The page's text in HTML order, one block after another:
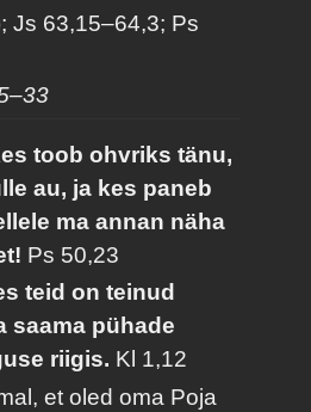
Js 63,15–64,3; Ps
toob ohvriks tänu,
au, ja kes paneb
ma annan näha
Ps 50,23
teid on teinud
saama pühade
riigis. Kl 1,12
et oled oma Poja